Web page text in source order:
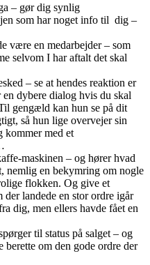
– gør dig synlig
som har noget info til dig –
være en medarbejder – som
selvom I har aftalt det skal
– se at hendes reaktion er
dybere dialog hvis du skal
gengæld kan hun se på dit
så hun lige overvejer sin
kommer med et
maskinen – og hører hvad
nemlig en bekymring om nogle
flokken. Og give et
landede en stor ordre igår
dig, men ellers havde fået en
til status på salget – og
berette om den gode ordre der